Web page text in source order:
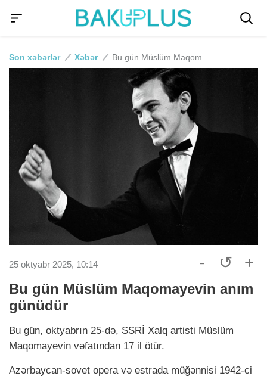
Son xəbərlər Xəbər
25 oktyabr 2025, 10:14 - ↺ +
Bu gün Müslüm Maqomayevin anım
günüdür
Bu gün, oktyabrın 25-də, SSRİ Xalq artisti Müslüm
Maqomayevin vəfatından 17 il ötür.
Azərbaycan-sovet opera və estrada müğənnisi 1942-ci